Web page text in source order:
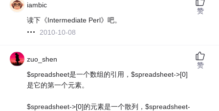
iambic
读下《Intermediate Perl》吧。
2010-10-08
赞
zuo_shen
$spreadsheet是一个数组的引用，$spreadsheet->[0]
是它的第一个元素。
$spreadsheet->[0]的元素是一个散列，$spreadsheet-
赞